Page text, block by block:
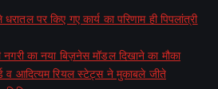
पर किए गए कार्य का परिणाम ही पिपलांत्री
नगरी का नया बिज़नेस मॉडल दिखाने का मौका
व आदित्यम रियल स्टेट्स ने मुकाबले जीते